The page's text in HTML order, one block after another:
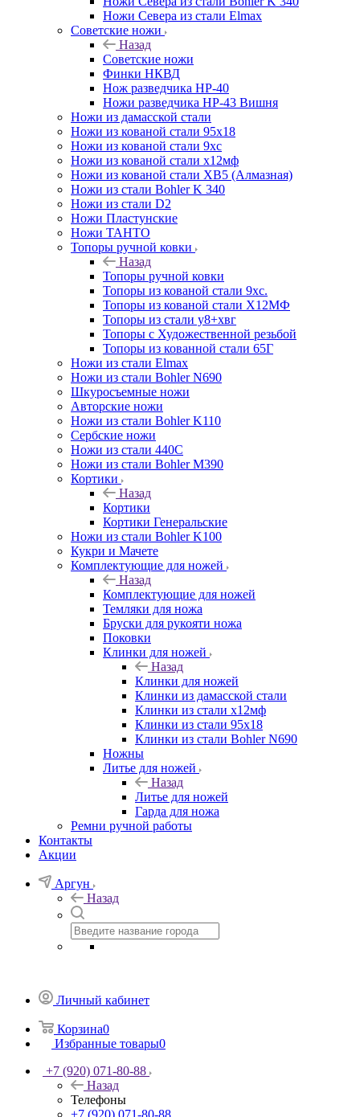
Ножи Севера из стали Elmax
Советские ножи
Назад
Советские ножи
Финки НКВД
Нож разведчика НР-40
Ножи разведчика НР-43 Вишня
Ножи из дамасской стали
Ножи из кованой стали 95х18
Ножи из кованой стали 9хс
Ножи из кованой стали х12мф
Ножи из кованой стали ХВ5 (Алмазная)
Ножи из стали Bohler K 340
Ножи из стали D2
Ножи Пластунские
Ножи ТАНТО
Топоры ручной ковки
Назад
Топоры ручной ковки
Топоры из кованой стали 9хс.
Топоры из кованой стали Х12МФ
Топоры из стали у8+хвг
Топоры с Художественной резьбой
Топоры из кованной стали 65Г
Ножи из стали Elmax
Ножи из стали Bohler N690
Шкуросъемные ножи
Авторские ножи
Ножи из стали Bohler K110
Сербские ножи
Ножи из стали 440С
Ножи из стали Bohler M390
Кортики
Назад
Кортики
Кортики Генеральские
Ножи из стали Bohler K100
Кукри и Мачете
Комплектующие для ножей
Назад
Комплектующие для ножей
Темляки для ножа
Бруски для рукояти ножа
Поковки
Клинки для ножей
Назад
Клинки для ножей
Клинки из дамасской стали
Клинки из стали х12мф
Клинки из стали 95х18
Клинки из стали Bohler N690
Ножны
Литье для ножей
Назад
Литье для ножей
Гарда для ножа
Ремни ручной работы
Контакты
Акции
Аргун
Назад
Личный кабинет
Корзина0
Избранные товары0
+7 (920) 071-80-88
Назад
Телефоны
+7 (920) 071-80-88